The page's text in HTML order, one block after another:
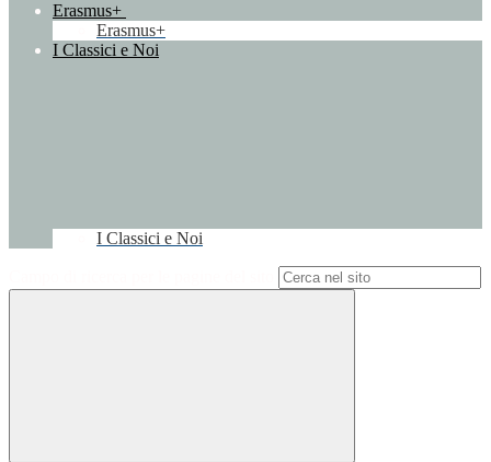
Erasmus+
Erasmus+
I Classici e Noi
I Classici e Noi